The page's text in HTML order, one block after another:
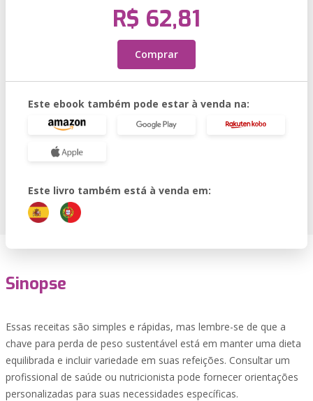
R$ 62,81
Comprar
Este ebook também pode estar à venda na:
Este livro também está à venda em:
Sinopse
Essas receitas são simples e rápidas, mas lembre-se de que a
chave para perda de peso sustentável está em manter uma dieta
equilibrada e incluir variedade em suas refeições. Consultar um
profissional de saúde ou nutricionista pode fornecer orientações
personalizadas para suas necessidades específicas.